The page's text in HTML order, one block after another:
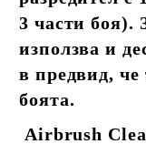
3 части боя).
използва и
в предвид, че
боята.
Airbrush